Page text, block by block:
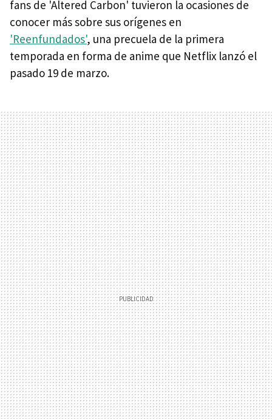
fans de 'Altered Carbon' tuvieron la ocasiones de
conocer más sobre sus orígenes en
'Reenfundados', una precuela de la primera
temporada en forma de anime que Netflix lanzó el
pasado 19 de marzo.